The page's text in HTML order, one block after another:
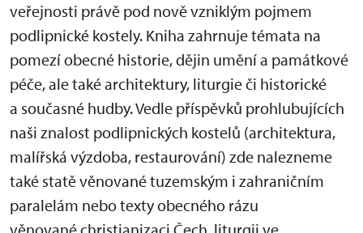
veřejnosti právě pod nově vzniklým pojmem
podlipnické kostely. Kniha zahrnuje témata na
pomezí obecné historie, dějin umění a památkové
péče, ale také architektury, liturgie či historické
a současné hudby. Vedle příspěvků prohlubujících
naši znalost podlipnických kostelů (architektura,
malířská výzdoba, restaurování) zde nalezneme
také statě věnované tuzemským i zahraničním
paralelám nebo texty obecného rázu